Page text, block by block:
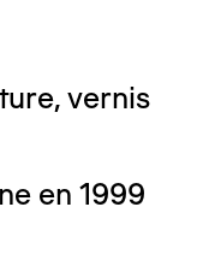
vernis
en 1999